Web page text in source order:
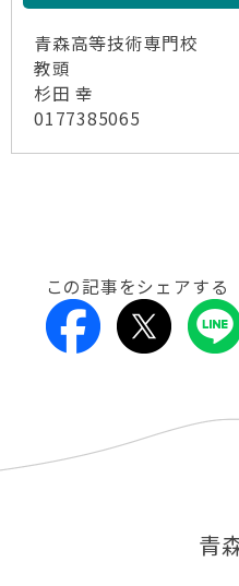
青森高等技術専門校
教頭
杉田 幸
0177385065
この記事をシェアする
青